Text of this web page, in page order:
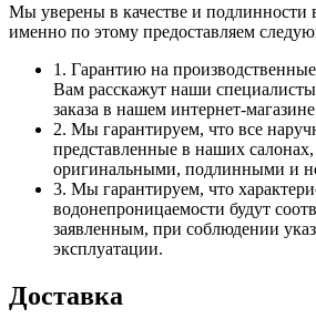
Мы уверены в качестве и подлинности
именно по этому предоставляем
1. Гарантию на
Вам расскажут наши
заказа в нашем интернет-
2. Мы гарантируем, что все
представленные в наших
оригинальными, подлинными и
3. Мы гарантируем, что
водонепроницаемости будут
заявленным, при соблюдении
эксплуатации.
Доставка